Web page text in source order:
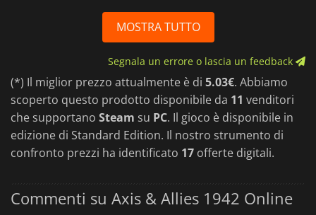
MOSTRA TUTTO
Segnala un errore o lascia un feedback
(*) Il miglior prezzo attualmente è di 5.03€. Abbiamo
scoperto questo prodotto disponibile da 11 venditori
che supportano Steam su PC. Il gioco è disponibile in
edizione di Standard Edition. Il nostro strumento di
confronto prezzi ha identificato 17 offerte digitali.
Commenti su Axis & Allies 1942 Online